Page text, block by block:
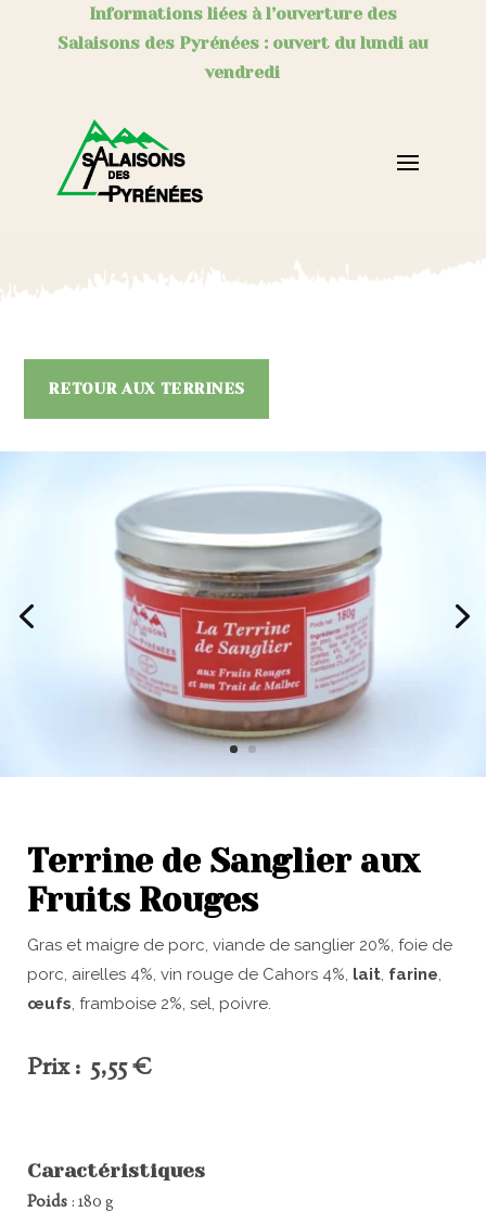
Informations liées à l’ouverture des
Salaisons des Pyrénées : ouvert du lundi au
vendredi
RETOUR AUX TERRINES
Terrine de Sanglier aux
Fruits Rouges
Gras et maigre de porc, viande de sanglier 20%, foie de
porc, airelles 4%, vin rouge de Cahors 4%, lait farine
œufs , framboise 2%, sel, poivre.
Prix : 5,55 €
Caractéristiques
Poids : 180 g